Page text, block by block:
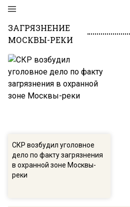
ЗАГРЯЗНЕНИЕ
МОСКВЫ-РЕКИ
СКР возбудил уголовное
дело по факту загрязнения
в охранной зоне Москвы-
реки